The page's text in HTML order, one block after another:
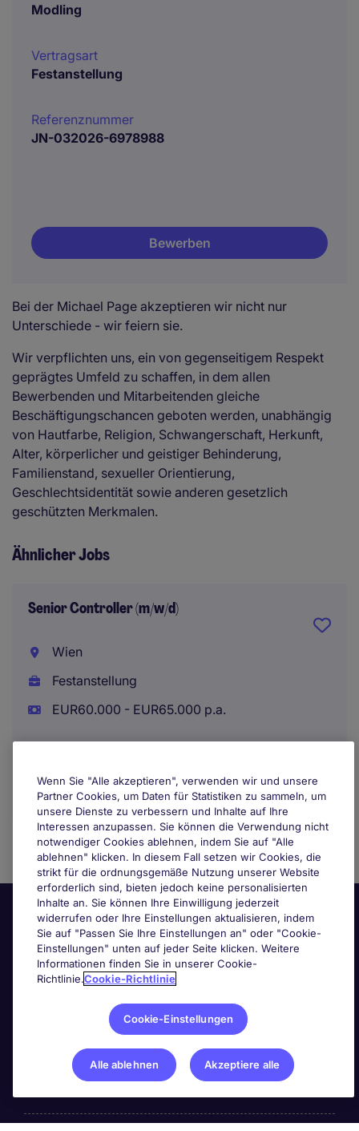
Modling
Vertragsart
Festanstellung
Referenznummer
JN-032026-6978988
Bewerben
Bei der Michael Page akzeptieren wir nicht nur
Unterschiede - wir feiern sie.
Wir verpflichten uns, ein von gegenseitigem Respekt
geprägtes Umfeld zu schaffen, in dem allen
Bewerbenden und Mitarbeitenden gleiche
Beschäftigungschancen geboten werden, unabhängig
von Hautfarbe, Religion, Schwangerschaft, Herkunft,
Alter, körperlicher und geistiger Behinderung,
Familienstand, sexueller Orientierung,
Geschlechtsidentität sowie anderen gesetzlich
geschützten Merkmalen.
Ähnlicher Jobs
Senior Controller (m/w/d)
Wien
Festanstellung
EUR60.000 - EUR65.000 p.a.
Nach Berufsfeld suchen
Wenn Sie "Alle akzeptieren", verwenden wir und unsere
Partner Cookies, um Daten für Statistiken zu sammeln, um
unsere Dienste zu verbessern und Inhalte auf Ihre
Interessen anzupassen. Sie können die Verwendung nicht
notwendiger Cookies ablehnen, indem Sie auf "Alle
ablehnen" klicken. In diesem Fall setzen wir Cookies, die
strikt für die ordnungsgemäße Nutzung unserer Website
erforderlich sind, bieten jedoch keine personalisierten
Inhalte an. Sie können Ihre Einwilligung jederzeit
widerrufen oder Ihre Einstellungen aktualisieren, indem
Sie auf "Passen Sie Ihre Einstellungen an" oder "Cookie-
Einstellungen" unten auf jeder Seite klicken. Weitere
Informationen finden Sie in unserer Cookie-
Richtlinie.Cookie-Richtlinie
Cookie-Einstellungen
Alle ablehnen Akzeptiere alle